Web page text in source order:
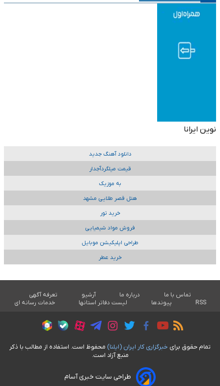
نوین ایرانا
دانلود آهنگ جدید
قیمت میلگردآجدار
به موزیک
هتل قصر طلایی مشهد
خرید تور
فروش مواد شیمیایی
طراحی اپلیکیشن موبایل
خرید عطر
تماس با ما درباره ما آرشیو
تعرفه آگهی
RSS
پیوندها لیست دفاتر استانها خدمات رسانه ای
تمام حقوق برای خبرگزاری کار ايران (ايلنا) محفوظ است. استفاده از مطالب با ذکر
منبع آزاد است.
طراحی سایت خبری آسام